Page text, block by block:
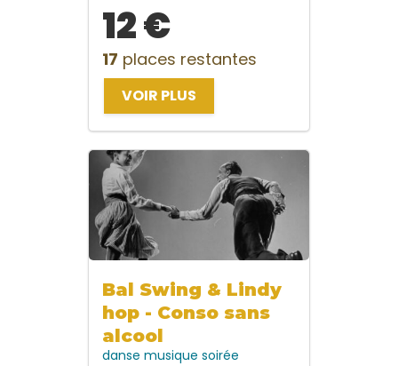
12 €
17 places restantes
VOIR PLUS
Bal Swing & Lindy
hop - Conso sans
alcool
danse musique soirée